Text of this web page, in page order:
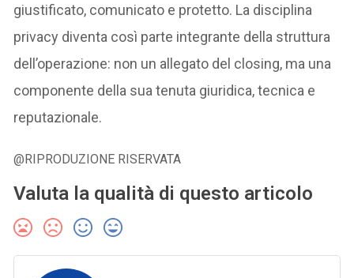
giustificato, comunicato e protetto. La disciplina
privacy diventa così parte integrante della struttura
dell’operazione: non un allegato del closing, ma una
componente della sua tenuta giuridica, tecnica e
reputazionale.
@RIPRODUZIONE RISERVATA
Valuta la qualità di questo articolo